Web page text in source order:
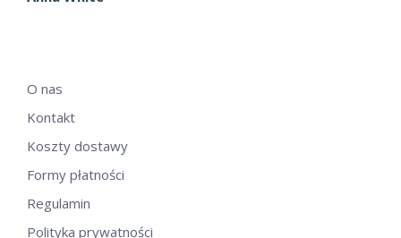
O nas
Kontakt
Koszty dostawy
Formy płatności
Regulamin
Polityka prywatności